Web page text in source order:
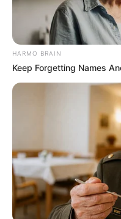
HARMO BRAIN
Keep Forgetting Names